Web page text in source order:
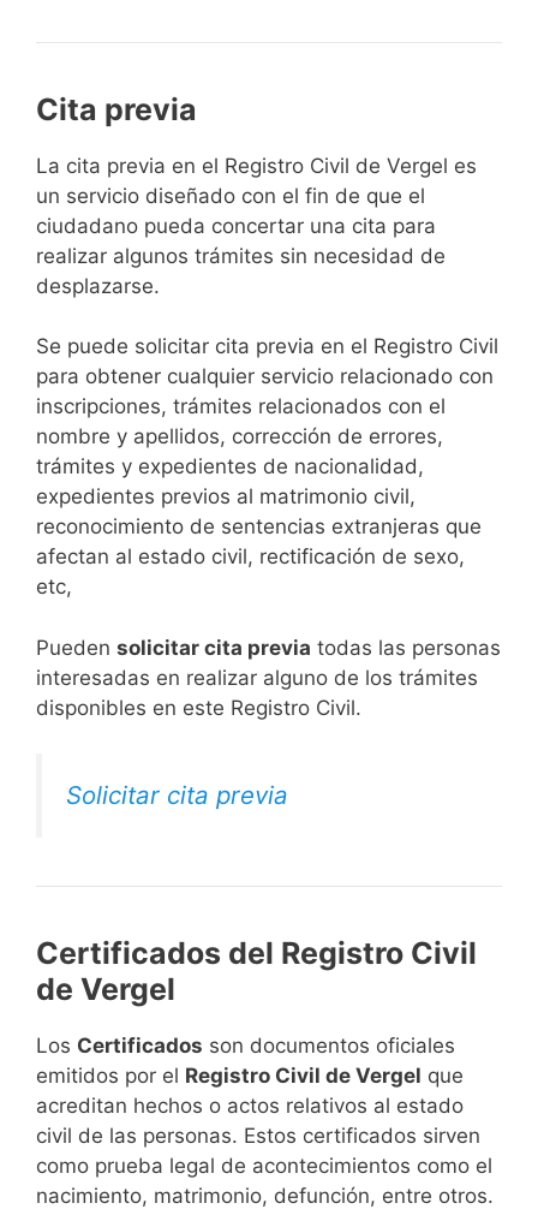
Cita previa
​​​​​​​​​​​​​​​​​​​​​​​​​​​​La cita previa en el Registro Civil de Vergel es
un servicio diseñado con el fin de que el
ciudadano pueda concertar una cita para
realizar algunos trámites sin necesidad de
desplazarse.​
Se puede solicitar cita previa en el Registro Civil
para obtener cualquier servicio relacionado con
inscripciones, trámites relacionados con el
nombre y apellidos, corrección de errores,
trámites y expedientes de nacionalidad,
expedientes previos al matrimonio civil,
reconocimiento de sentencias extranjeras que
afectan al estado civil, rectificación de sexo,
etc,
​Pueden solicitar cita previa todas las personas
interesadas en realizar alguno de los trámites
disponibles en este Registro Civil.​
Solicitar cita previa
Certificados del Registro Civil
de Vergel
Los Certificados son documentos oficiales
emitidos por el Registro Civil de Vergel que
acreditan hechos o actos relativos al estado
civil de las personas. Estos certificados sirven
como prueba legal de acontecimientos como el
nacimiento, matrimonio, defunción, entre otros.